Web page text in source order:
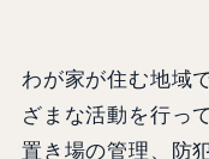
わが家が住む地域
ざまな活動を行っ
置き場の管理、防